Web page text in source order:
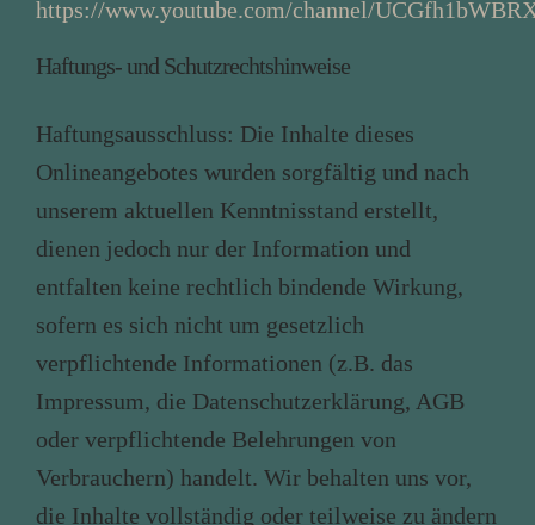
https://www.youtube.com/channel/
Haftungs- und Schutzrechtshinweise
Haftungsausschluss: Die Inhalte dieses
Onlineangebotes wurden sorgfältig und nach
unserem aktuellen Kenntnisstand erstellt,
dienen jedoch nur der Information und
entfalten keine rechtlich bindende Wirkung,
sofern es sich nicht um gesetzlich
verpflichtende Informationen (z.B. das
Impressum, die Datenschutzerklärung, AGB
oder verpflichtende Belehrungen von
Verbrauchern) handelt. Wir behalten uns vor,
die Inhalte vollständig oder teilweise zu ändern